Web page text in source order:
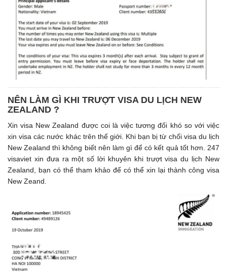
NÊN LÀM GÌ KHI TRƯỢT VISA DU LỊCH NEW
ZEALAND ?
Xin visa New Zealand được coi là việc tương đối khó so với việc
xin visa các nước khác trên thế giới. Khi bạn bị từ chối visa du lịch
New Zealand thì không biết nên làm gì để có kết quả tốt hơn. 247
visaviet xin đưa ra một số lời khuyên khi trượt visa du lịch New
Zealand, bạn có thể tham khảo để có thể xin lại thành công visa
New Zeand.